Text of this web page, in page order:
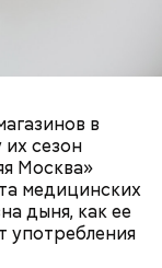
в
их сезон
Москва»
медицинских
дыня, как ее
употребления
давления;
сосудам